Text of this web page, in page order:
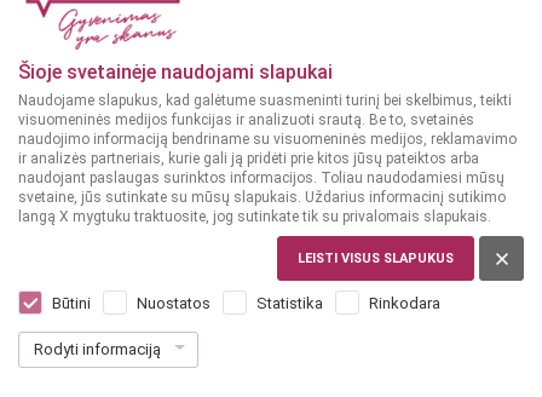
Šioje svetainėje naudojami slapukai
Naudojame slapukus, kad galėtume suasmeninti turinį bei skelbimus, teikti
visuomeninės medijos funkcijas ir analizuoti srautą. Be to, svetainės
naudojimo informaciją bendriname su visuomeninės medijos, reklamavimo
ir analizės partneriais, kurie gali ją pridėti prie kitos jūsų pateiktos arba
naudojant paslaugas surinktos informacijos. Toliau naudodamiesi mūsų
svetaine, jūs sutinkate su mūsų slapukais. Uždarius informacinį sutikimo
langą X mygtuku traktuosite, jog sutinkate tik su privalomais slapukais.
LEISTI VISUS SLAPUKUS
Būtini Nuostatos Statistika Rinkodara
Rodyti informaciją
Casa Charlize Passonata Cuvee Puglia
0,75 l
Dar nėra balsų, galite įvertinti